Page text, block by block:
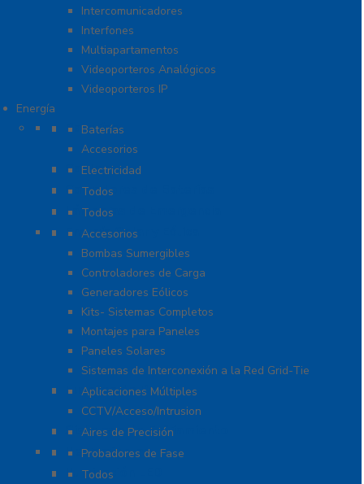
Intercomunicadores
Interfones
Multiapartamentos
Videoporteros Analógicos
Videoporteros IP
Energía
Baterías
Baterías
Accesorios
Cables
Electricidad
Cargadores de Baterías
Todos
Lámparas de Emergencia
Todos
Energía Solar y Eólica
Accesorios
Bombas Sumergibles
Controladores de Carga
Generadores Eólicos
Kits- Sistemas Completos
Montajes para Paneles
Paneles Solares
Sistemas de Interconexión a la Red Grid-Tie
Fuentes de Poder
Aplicaciones Múltiples
CCTV/Acceso/Intrusion
Sistemas de Enfriamiento
Aires de Precisión
Herramientas
Probadores de Fase
Iluminación LED
Todos